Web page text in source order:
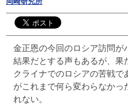
金正恩の今回のロシア訪問が
結果だとする声もあるが、果
クライナでのロシアの苦戦
がこれまで何ら変わらなかっ
れない。